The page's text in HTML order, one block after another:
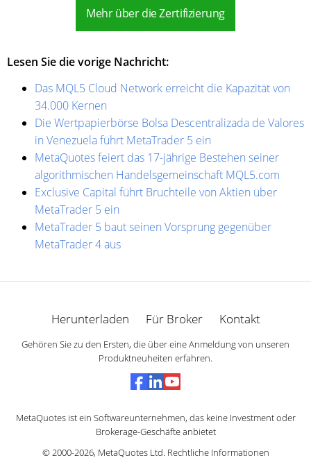
Mehr über die Zertifizierung
Lesen Sie die vorige Nachricht:
Das MQL5 Cloud Network erreicht die Kapazität von
34.000 Kernen
Die Wertpapierbörse Bolsa Descentralizada de Valores
in Venezuela führt MetaTrader 5 ein
MetaQuotes feiert das 17-jährige Bestehen seiner
algorithmischen Handelsgemeinschaft MQL5.com
Exclusive Capital führt Bruchteile von Aktien über
MetaTrader 5 ein
MetaTrader 5 baut seinen Vorsprung gegenüber
MetaTrader 4 aus
Herunterladen Für Broker Kontakt
Gehören Sie zu den Ersten, die über eine Anmeldung von unseren
Produktneuheiten erfahren.
MetaQuotes ist ein Softwareunternehmen, das keine Investment oder
Brokerage-Geschäfte anbietet
© 2000-2026, MetaQuotes Ltd. Rechtliche Informationen